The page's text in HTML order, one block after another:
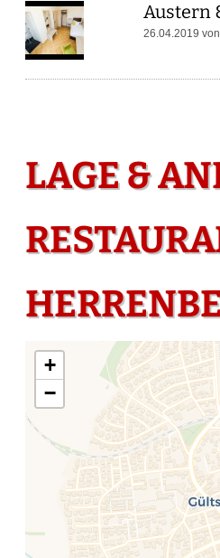
Austern
26.04.2019
LAGE &
+
−